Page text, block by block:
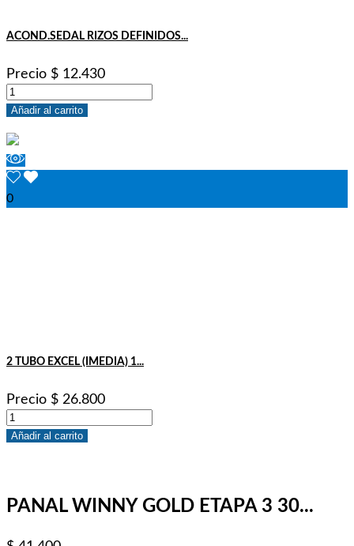
ACOND.SEDAL RIZOS DEFINIDOS...
Precio $ 12.430
Añadir al carrito
0
2 TUBO EXCEL (IMEDIA) 1...
Precio $ 26.800
Añadir al carrito
PANAL WINNY GOLD ETAPA 3 30...